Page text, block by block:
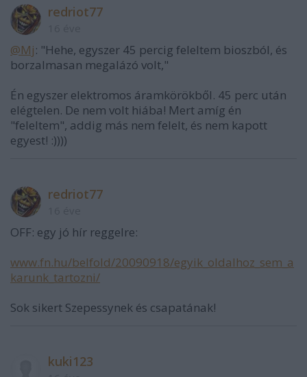
redriot77
@Mj: "Hehe, egyszer 45 percig feleltem bioszból, és
borzalmasan megalázó volt,"
Én egyszer elektromos áramkörökből. 45 perc után
elégtelen. De nem volt hiába! Mert amíg én
"feleltem", addig más nem felelt, és nem kapott
egyest! :))))
redriot77
OFF: egy jó hír reggelre:
www.fn.hu/belfold/20090918/egyik_oldalhoz_sem_a
karunk_tartozni/
Sok sikert Szepessynek és csapatának!
kuki123